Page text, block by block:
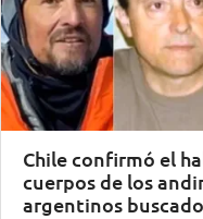
Chile confirmó el
cuerpos de los
argentinos